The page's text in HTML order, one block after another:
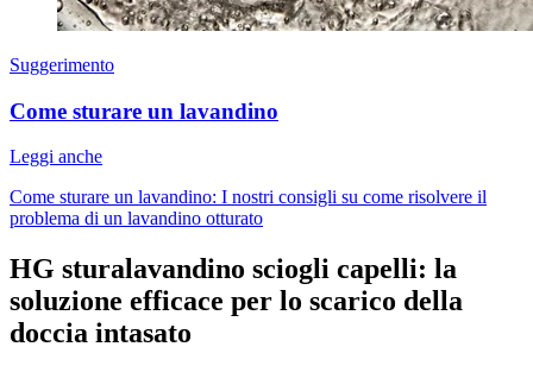
Suggerimento
Come sturare un lavandino
Leggi anche
Come sturare un lavandino: I nostri consigli su come risolvere il
problema di un lavandino otturato
HG sturalavandino sciogli capelli: la
soluzione efficace per lo scarico della
doccia intasato